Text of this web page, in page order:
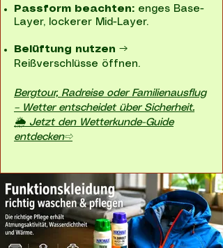
Passform beachten: enges Base-
Layer, lockerer Mid-Layer.
Belüftung nutzen →
Reißverschlüsse öffnen.
Bergtour, Radreise oder Familienausflug
– Wetter entscheidet über Sicherheit.
🌦 Jetzt den Wetterkunde-Guide
entdecken⇨